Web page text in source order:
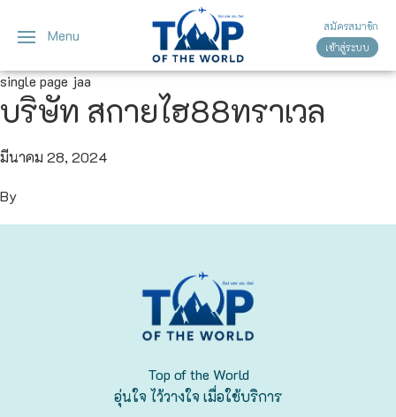
Menu
สมัครสมาชิก
เข้าสู่ระบบ
single page jaa
บริษัท สกายไฮ88ทราเวล
มีนาคม 28, 2024
By
Top of the World
อุ่นใจ ไว้วางใจ เมื่อใช้บริการ
ญี่ปุ่นทัวร์ญี่ปุ่น
โตเกียว
โอซาก้า
เวียดนาม
ทัวร์เวียดนาม